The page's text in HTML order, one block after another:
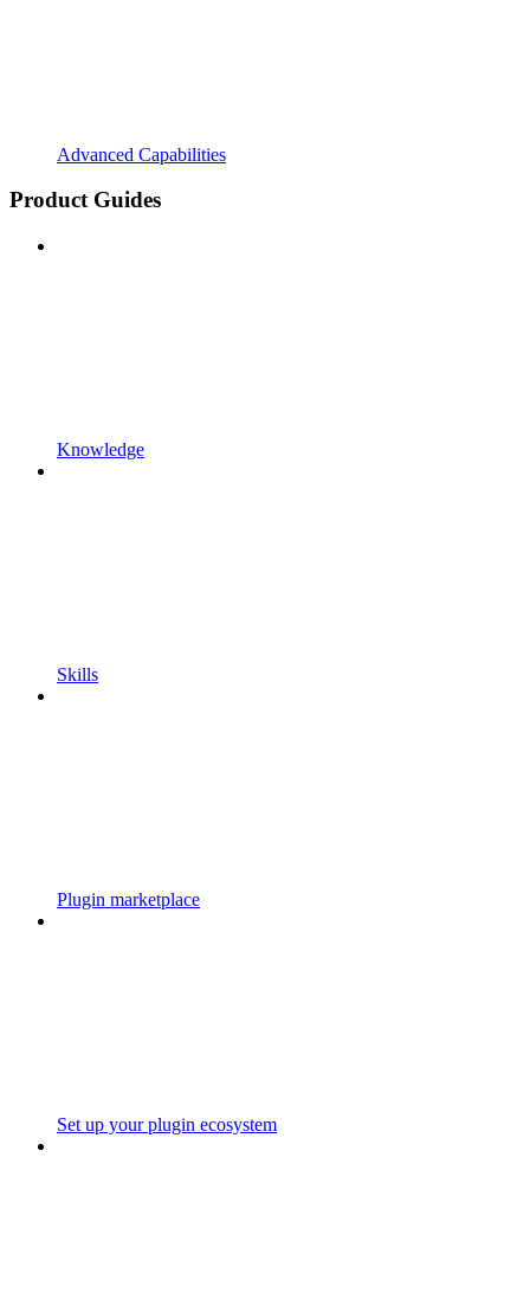
Advanced Capabilities
Product Guides
Knowledge
Skills
Plugin marketplace
Set up your plugin ecosystem